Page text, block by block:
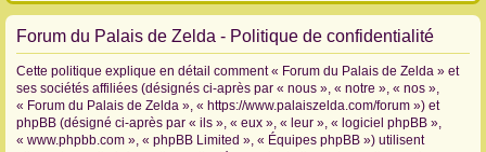
e
Forum du Palais de Zelda - Politique de confidentialité
Cette politique explique en détail comment « Forum du Palais de Zelda » et
ses sociétés affiliées (désignés ci-après par « nous », « notre », « nos »,
« Forum du Palais de Zelda », « https://www.palaiszelda.com/forum ») et
phpBB (désigné ci-après par « ils », « eux », « leur », « logiciel phpBB »,
« www.phpbb.com », « phpBB Limited », « Équipes phpBB ») utilisent